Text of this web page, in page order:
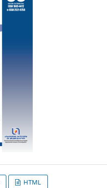
HTML